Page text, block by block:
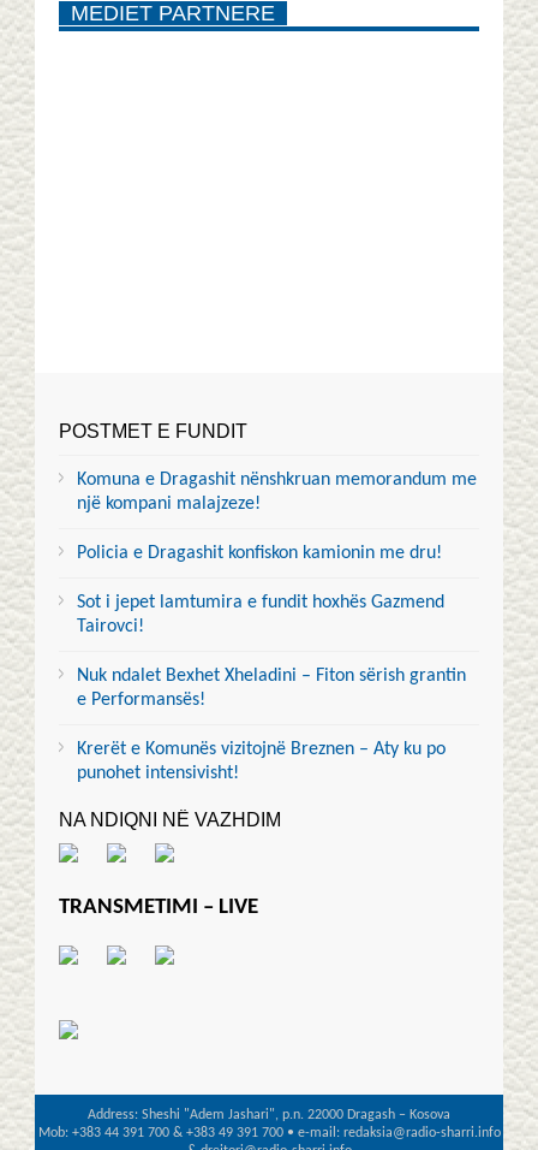
MEDIET PARTNERE
POSTMET E FUNDIT
Komuna e Dragashit nënshkruan memorandum me
një kompani malajzeze!
Policia e Dragashit konfiskon kamionin me dru!
Sot i jepet lamtumira e fundit hoxhës Gazmend
Tairovci!
Nuk ndalet Bexhet Xheladini – Fiton sërish grantin
e Performansës!
Krerët e Komunës vizitojnë Breznen – Aty ku po
punohet intensivisht!
NA NDIQNI NË VAZHDIM
TRANSMETIMI – LIVE
Address: Sheshi "Adem Jashari", p.n. 22000 Dragash – Kosova
Mob: +383 44 391 700 & +383 49 391 700 • e-mail: redaksia@radio-sharri.info